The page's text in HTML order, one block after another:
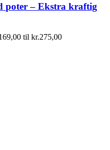
poter – Ekstra kraftig
til kr.275,00